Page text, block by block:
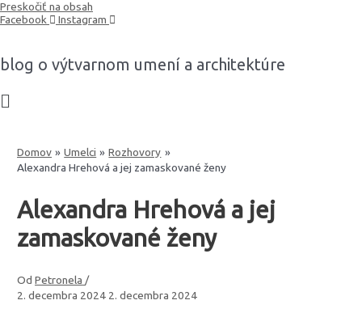
Preskočiť na obsah
Facebook
Instagram
blog o výtvarnom umení a architektúre
Domov Umelci
Rozhovory
Alexandra Hrehová a jej zamaskované ženy
Alexandra Hrehová a jej
zamaskované ženy
Od Petronela /
2. decembra 2024 2. decembra 2024